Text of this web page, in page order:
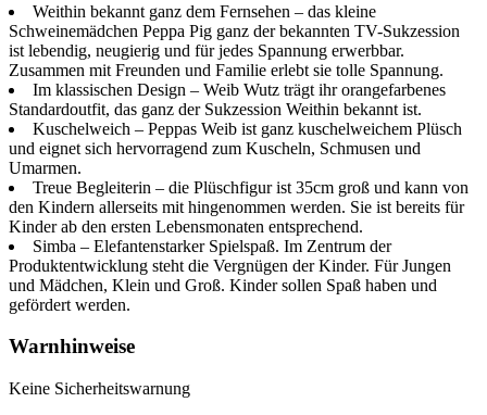
den
ersten
Lebensmonaten,
White/Beige
Menge
Weithin bekannt ganz dem Fernsehen – das kleine
Schweinemädchen Peppa Pig ganz der bekannten TV-Sukzession
ist lebendig, neugierig und für jedes Spannung erwerbbar.
Zusammen mit Freunden und Familie erlebt sie tolle Spannung.
Im klassischen Design – Weib Wutz trägt ihr orangefarbenes
Standardoutfit, das ganz der Sukzession Weithin bekannt ist.
Kuschelweich – Peppas Weib ist ganz kuschelweichem Plüsch
und eignet sich hervorragend zum Kuscheln, Schmusen und
Umarmen.
Treue Begleiterin – die Plüschfigur ist 35cm groß und kann von
den Kindern allerseits mit hingenommen werden. Sie ist bereits für
Kinder ab den ersten Lebensmonaten entsprechend.
Simba – Elefantenstarker Spielspaß. Im Zentrum der
Produktentwicklung steht die Vergnügen der Kinder. Für Jungen
und Mädchen, Klein und Groß. Kinder sollen Spaß haben und
gefördert werden.
Warnhinweise
Keine Sicherheitswarnung